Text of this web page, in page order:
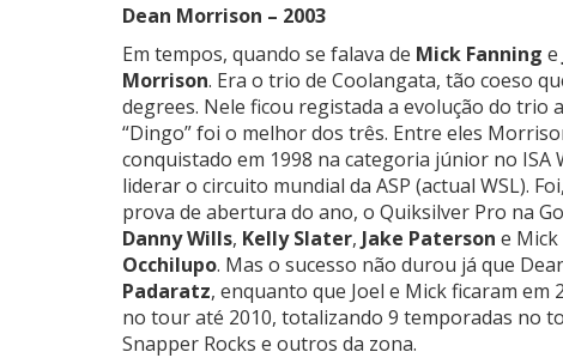
Dean Morrison – 2003
Em tempos, quando se falava de Mick Fanning e
Morrison. Era o trio de Coolangata, tão coeso
degrees. Nele ficou registada a evolução do trio
“Dingo” foi o melhor dos três. Entre eles
conquistado em 1998 na categoria júnior no
liderar o circuito mundial da ASP (actual WSL).
prova de abertura do ano, o Quiksilver Pro na
Danny Wills, Kelly Slater, Jake Paterson e
Occhilupo. Mas o sucesso não durou já que
Padaratz, enquanto que Joel e Mick ficaram em
no tour até 2010, totalizando 9 temporadas no
Snapper Rocks e outros da zona.